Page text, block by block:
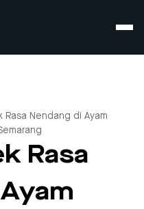
Rasa Nendang di Ayam
Rasa